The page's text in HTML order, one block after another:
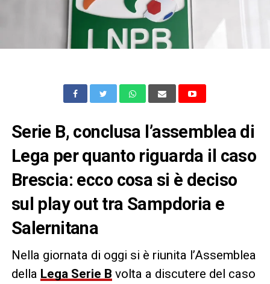
Serie B, conclusa l’assemblea di
Lega per quanto riguarda il caso
Brescia: ecco cosa si è deciso
sul play out tra Sampdoria e
Salernitana
Nella giornata di oggi si è riunita l’Assemblea
della Lega Serie B volta a discutere del caso